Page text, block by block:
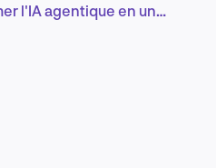
FRl'IA agentique en un